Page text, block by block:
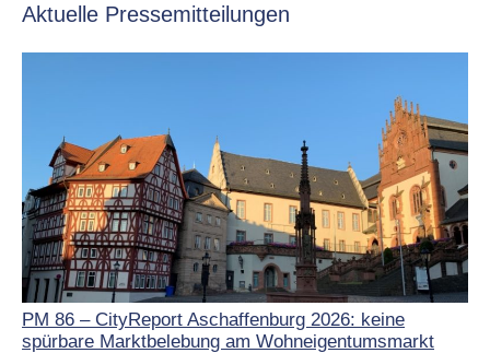
Aktuelle Pressemitteilungen
PM 86 – CityReport Aschaffenburg 2026: keine
spürbare Marktbelebung am Wohneigentumsmarkt